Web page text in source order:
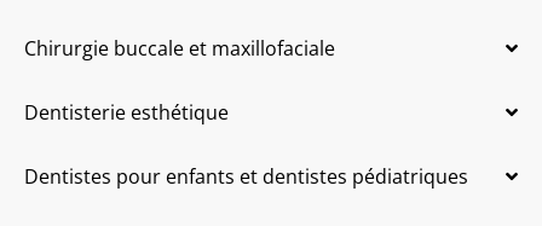
Chirurgie buccale et maxillofaciale
Dentisterie esthétique
Dentistes pour enfants et dentistes pédiatriques